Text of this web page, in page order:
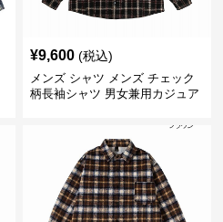
¥9,600 (税込)
メンズ シャツ メンズ チェック
柄長袖シャツ 男女兼用カジュア